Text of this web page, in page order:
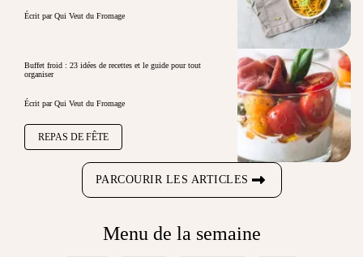
Écrit par Qui Veut du Fromage
Buffet froid : 23 idées de recettes et le guide pour tout
organiser
Écrit par Qui Veut du Fromage
REPAS DE FÊTE
PARCOURIR LES ARTICLES
Menu de la semaine